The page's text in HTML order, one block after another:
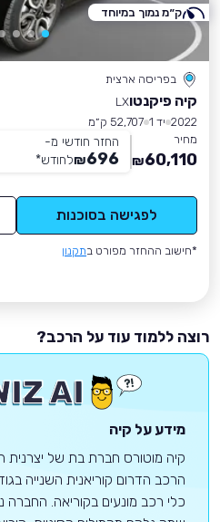
בפריסה ארצית
קיה פיקנטוLX
2022 יד 1
52,707 ק״מ
מחיר
60,110
₪
החזר חודשי מ-
696
₪לחודש*
לפגישה בסוכנות
*חישוב ההחזר מפורט בתקנון
ק״מ נמוך במיוחד
רוצה ללמוד עוד על הרכב?
מידע על קיה
קיה מוטורס חברת בת של יצרנית
הרכב הדרום קוריאנית השנייה